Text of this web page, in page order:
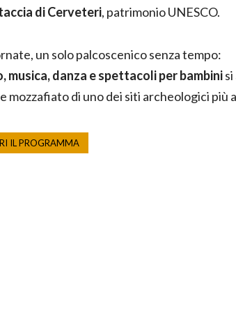
di Cerveteri, patrimonio UNESCO.
un solo palcoscenico senza tempo:
musica, danza e spettacoli per bambini
mozzafiato di uno dei siti archeologici più
IL PROGRAMMA